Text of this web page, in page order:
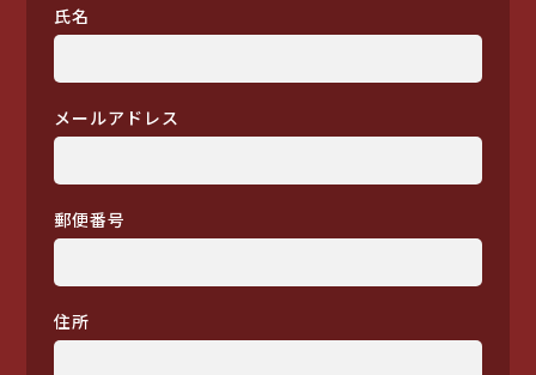
氏名
メールアドレス
郵便番号
住所